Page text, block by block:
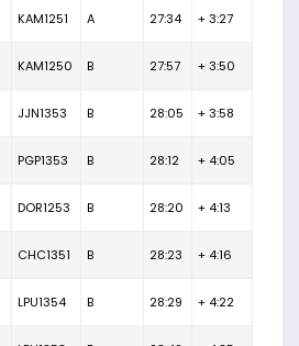
KAM1251 A 27:34 + 3:27
KAM1250 B 27:57 + 3:50
JJN1353 B 28:05 + 3:58
PGP1353 B 28:12 + 4:05
DOR1253 B 28:20 + 4:13
CHC1351 B 28:23 + 4:16
LPU1354 B 28:29 + 4:22